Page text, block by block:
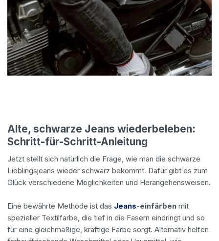
Alte, schwarze Jeans wiederbeleben:
Schritt-für-Schritt-Anleitung
Jetzt stellt sich natürlich die Frage, wie man die schwarze
Lieblingsjeans wieder schwarz bekommt. Dafür gibt es zum
Glück verschiedene Möglichkeiten und Herangehensweisen.
Eine bewährte Methode ist das Jeans-einfärben mit
spezieller Textilfarbe, die tief in die Fasern eindringt und so
für eine gleichmäßige, kräftige Farbe sorgt. Alternativ helfen